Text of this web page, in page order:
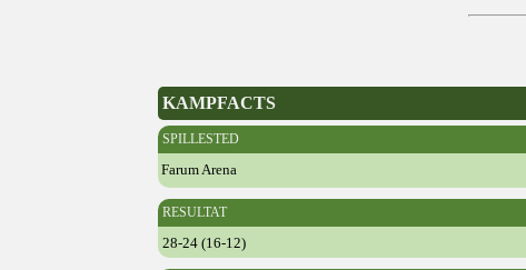
KAMPFACTS
SPILLESTED
Farum Arena
RESULTAT
28-24 (16-12)